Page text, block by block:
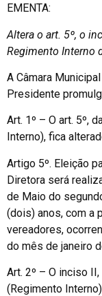
EMENTA:
Altera o art. 5º, o
Regimento Interno
A Câmara
Presidente
Art. 1º – O art. 5º,
Interno), fica
Artigo 5º. Eleição
Diretora será
de Maio do
(dois) anos, com a
vereadores,
do mês de janeiro
Art. 2º – O inciso
(Regimento